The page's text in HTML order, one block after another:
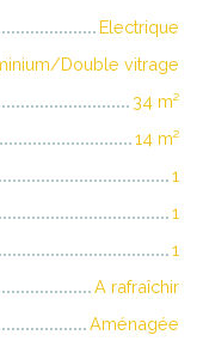
Electrique
Double vitrage
34 m²
14 m²
1
1
1
A rafraîchir
Aménagée